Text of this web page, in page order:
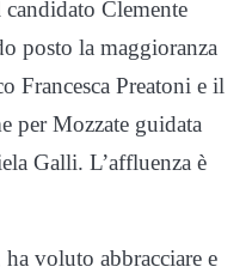
Clemente
posto la maggioranza
Francesca Preatoni e il
per Mozzate guidata
Galli. L’affluenza è
voluto abbracciare e